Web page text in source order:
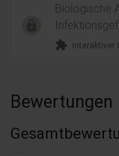
Biologische
extension Interaktiver
Bewertungen